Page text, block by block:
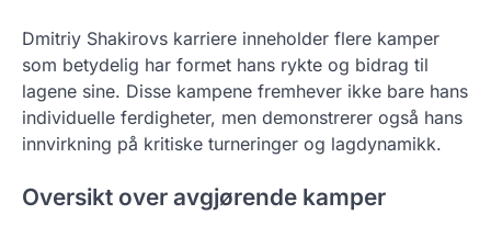
Dmitriy Shakirovs karriere inneholder flere kamper
som betydelig har formet hans rykte og bidrag til
lagene sine. Disse kampene fremhever ikke bare hans
individuelle ferdigheter, men demonstrerer også hans
innvirkning på kritiske turneringer og lagdynamikk.
Oversikt over avgjørende kamper